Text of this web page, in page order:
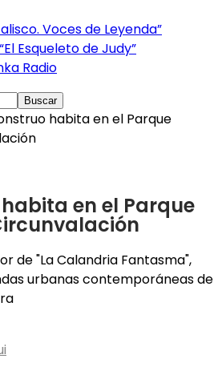
Voces de Leyenda”
Esqueleto de Judy”
Radio
habita en el Parque
en el Parque
de "La Calandria Fantasma",
urbanas contemporáneas de